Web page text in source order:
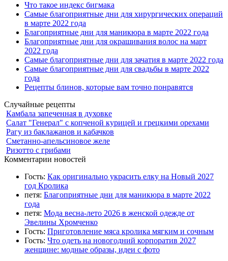
Что такое индекс бигмака
Самые благоприятные дни для хирургических операций
в марте 2022 года
Благоприятные дни для маникюра в марте 2022 года
Благоприятные дни для окрашивания волос на март
2022 года
Самые благоприятные дни для зачатия в марте 2022 года
Самые благоприятные дни для свадьбы в марте 2022
года
Рецепты блинов, которые вам точно понравятся
Случайные рецепты
Камбала запеченная в духовке
Салат "Генерал" с копченой курицей и грецкими орехами
Рагу из баклажанов и кабачков
Сметанно-апельсиновое желе
Ризотто с грибами
Комментарии новостей
Гость: Как оригинально украсить елку на Новый 2027
год Кролика
петя: Благоприятные дни для маникюра в марте 2022
года
петя: Мода весна-лето 2026 в женской одежде от
Эвелины Хромченко
Гость: Приготовление мяса кролика мягким и сочным
Гость: Что одеть на новогодний корпоратив 2027
женщине: модные образы, идеи с фото